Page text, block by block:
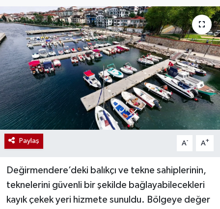
Paylaş A- A+
Değirmendere’deki balıkçı ve tekne sahiplerinin,
teknelerini güvenli bir şekilde bağlayabilecekleri
kayık çekek yeri hizmete sunuldu. Bölgeye değer
TÜRKİYE